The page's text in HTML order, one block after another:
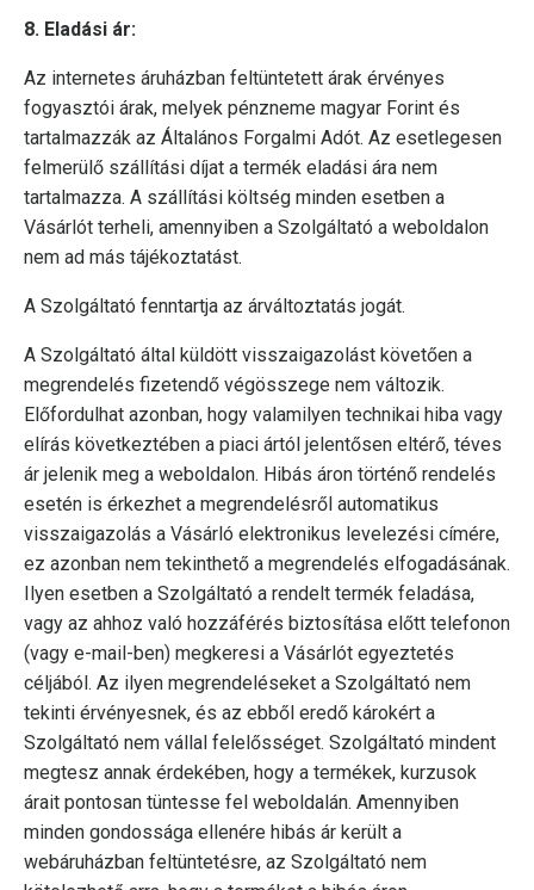
8. Eladási ár:
Az internetes áruházban feltüntetett árak érvényes
fogyasztói árak, melyek pénzneme magyar Forint és
tartalmazzák az Általános Forgalmi Adót. Az esetlegesen
felmerülő szállítási díjat a termék eladási ára nem
tartalmazza. A szállítási költség minden esetben a
Vásárlót terheli, amennyiben a Szolgáltató a weboldalon
nem ad más tájékoztatást.
A Szolgáltató fenntartja az árváltoztatás jogát.
A Szolgáltató által küldött visszaigazolást követően a
megrendelés fizetendő végösszege nem változik.
Előfordulhat azonban, hogy valamilyen technikai hiba vagy
elírás következtében a piaci ártól jelentősen eltérő, téves
ár jelenik meg a weboldalon. Hibás áron történő rendelés
esetén is érkezhet a megrendelésről automatikus
visszaigazolás a Vásárló elektronikus levelezési címére,
ez azonban nem tekinthető a megrendelés elfogadásának.
Ilyen esetben a Szolgáltató a rendelt termék feladása,
vagy az ahhoz való hozzáférés biztosítása előtt telefonon
(vagy e-mail-ben) megkeresi a Vásárlót egyeztetés
céljából. Az ilyen megrendeléseket a Szolgáltató nem
tekinti érvényesnek, és az ebből eredő károkért a
Szolgáltató nem vállal felelősséget. Szolgáltató mindent
megtesz annak érdekében, hogy a termékek, kurzusok
árait pontosan tüntesse fel weboldalán. Amennyiben
minden gondossága ellenére hibás ár került a
webáruházban feltüntetésre, az Szolgáltató nem